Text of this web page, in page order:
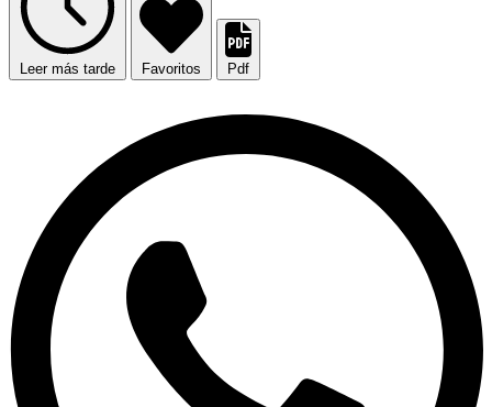
Leer más tarde Favoritos Pdf